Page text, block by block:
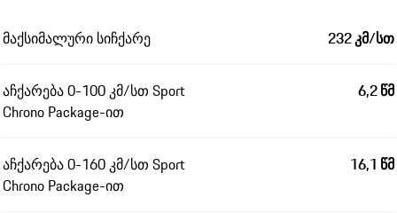
მაქსიმალური სიჩქარე 232 კმ/სთ
აჩქარება 0-100 კმ/სთ Sport
Chrono Package-ით
6,2 წმ
აჩქარება 0-160 კმ/სთ Sport
Chrono Package-ით
16,1 წმ